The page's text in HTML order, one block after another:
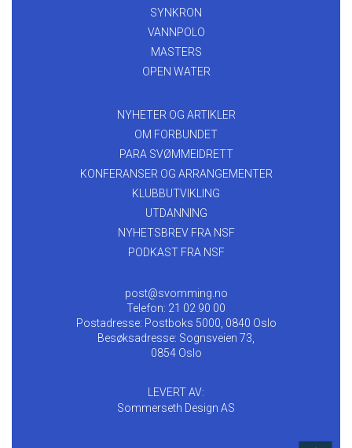
SYNKRON
VANNPOLO
MASTERS
OPEN WATER
NYHETER OG ARTIKLER
OM FORBUNDET
PARA SVØMMEIDRETT
KONFERANSER OG ARRANGEMENTER
KLUBBUTVIKLING
UTDANNING
NYHETSBREV FRA NSF
PODKAST FRA NSF
post@svomming.no
Telefon: 21 02 90 00
Postadresse: Postboks 5000, 0840 Oslo
Besøksadresse: Sognsveien 73,
0854 Oslo
LEVERT AV:
Sommerseth Design AS